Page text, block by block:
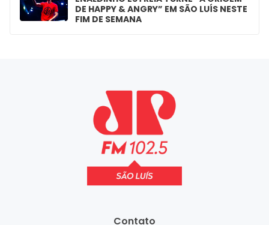
DE HAPPY & ANGRY” EM SÃO LUÍS NESTE
FIM DE SEMANA
Contato